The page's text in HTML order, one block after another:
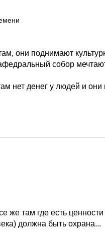
они поднимают
собор
нет денег у людей и они
же там где есть ценности
должна быть охрана...